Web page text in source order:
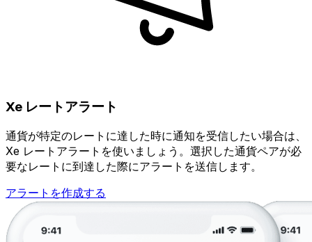
Xe レートアラート
通貨が特定のレートに達した時に通知を受信したい場合は、
Xe レートアラートを使いましょう。選択した通貨ペアが必
要なレートに到達した際にアラートを送信します。
アラートを作成する